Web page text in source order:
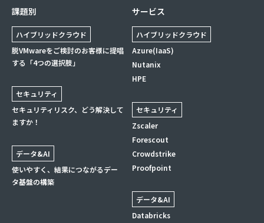
課題別
ハイブリッドクラウド
脱VMwareをご検討のお客様に提唱
する「4つの選択肢」
セキュリティ
セキュリティリスク、どう解決して
ますか！
データ&AI
使いやすく、結果につながるデー
タ基盤の構築
サービス
ハイブリッドクラウド
Azure(IaaS)
Nutanix
HPE
セキュリティ
Zscaler
Forescout
Crowdstrike
Proofpoint
データ&AI
Databricks